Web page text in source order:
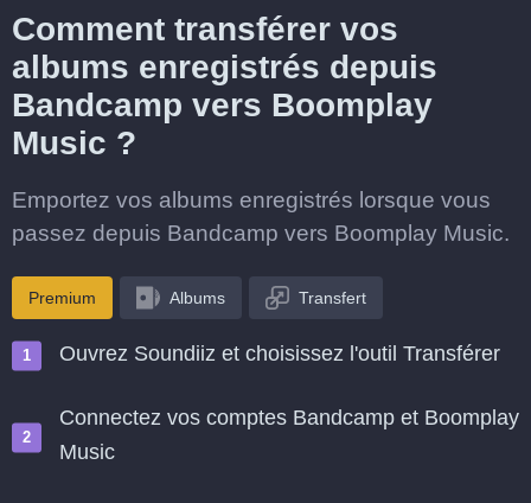
Comment transférer vos
albums enregistrés depuis
Bandcamp vers Boomplay
Music ?
Emportez vos albums enregistrés lorsque vous
passez depuis Bandcamp vers Boomplay Music.
Premium Albums Transfert
Ouvrez Soundiiz et choisissez l'outil Transférer
Connectez vos comptes Bandcamp et Boomplay
Music